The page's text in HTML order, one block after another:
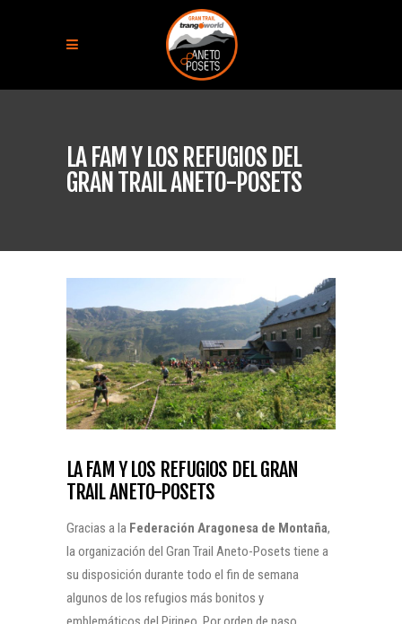
LA FAM Y LOS REFUGIOS DEL
GRAN TRAIL ANETO-POSETS
LA FAM Y LOS REFUGIOS DEL GRAN
TRAIL ANETO-POSETS
Gracias a la Federación Aragonesa de Montaña,
la organización del Gran Trail Aneto-Posets tiene a
su disposición durante todo el fin de semana
algunos de los refugios más bonitos y